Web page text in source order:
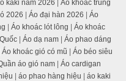
kaki nam 2026 | Áo khoác trung
2026 | Áo đại hàn 2026 | Áo
| Áo khoác lót lông | Áo khoác
| Áo dạ nam | Áo phao dáng
Áo khoác gió có mũ | Áo béo siêu
áo gió nam | Áo cardigan
| áo phao hàng hiệu | áo kaki